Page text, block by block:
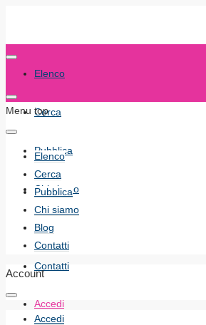
Elenco
Cerca
Pubblica
Chi siamo
Blog
Contatti
Accedi
Menu top
Elenco
Cerca
Pubblica
Chi siamo
Blog
Contatti
Account
Accedi